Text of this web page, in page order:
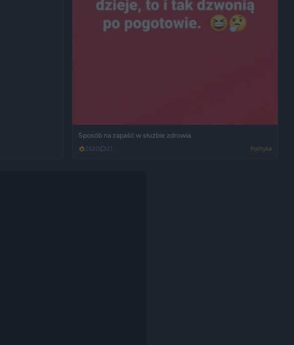
Sposób na zapaść w służbie zdrowia.
2620 21 Polityka